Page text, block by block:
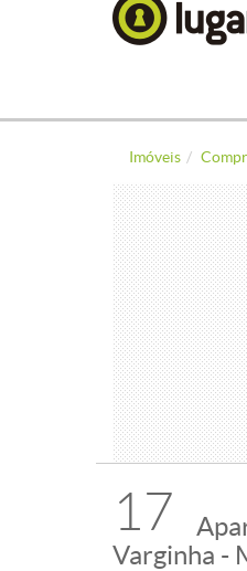
Imóveis
17
Varginha -